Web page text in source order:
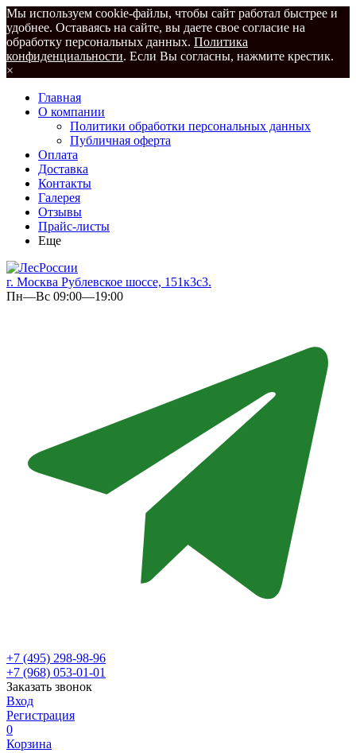
Мы используем cookie-файлы, чтобы сайт работал быстрее и
удобнее. Оставаясь на сайте, вы даете свое согласие на
обработку персональных данных. Политика
конфиденциальности. Если Вы согласны, нажмите крестик.
×
Главная
О компании
Политики обработки персональных данных
Публичная оферта
Оплата
Доставка
Контакты
Галерея
Отзывы
Прайс-листы
Еще
г. Москва Рублевское шоссе, 151к3с3.
Пн—Вс 09:00—19:00
+7 (495) 298-98-96
+7 (968) 053-01-01
Заказать звонок
Вход
Регистрация
0
Корзина